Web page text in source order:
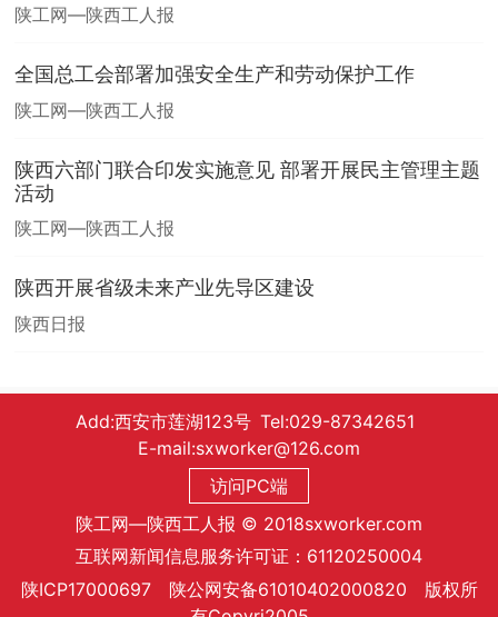
陕工网—陕西工人报
全国总工会部署加强安全生产和劳动保护工作
陕工网—陕西工人报
陕西六部门联合印发实施意见 部署开展民主管理主题
活动
陕工网—陕西工人报
陕西开展省级未来产业先导区建设
陕西日报
Add:西安市莲湖123号 Tel:029-87342651
E-mail:sxworker@126.com
访问PC端
陕工网—陕西工人报 © 2018sxworker.com
互联网新闻信息服务许可证：61120250004
陕ICP17000697 陕公网安备61010402000820 版权所